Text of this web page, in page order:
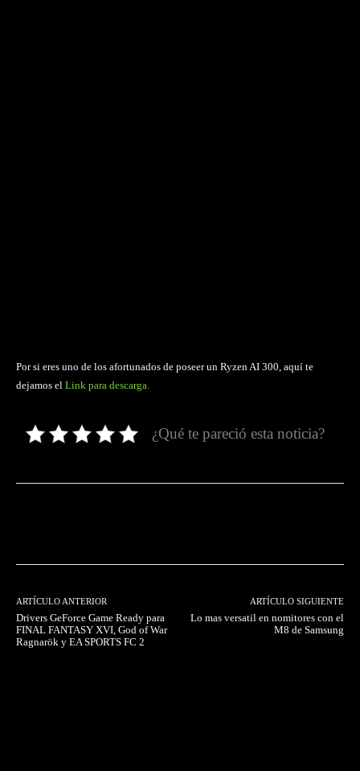
Por si eres uno de los afortunados de poseer un Ryzen AI 300, aquí te
dejamos el Link para descarga.
¿Qué te pareció esta noticia?
ARTÍCULO ANTERIOR
Drivers GeForce Game Ready para
FINAL FANTASY XVI, God of War
Ragnarök y EA SPORTS FC 2
ARTÍCULO SIGUIENTE
Lo mas versatil en nomitores con el
M8 de Samsung